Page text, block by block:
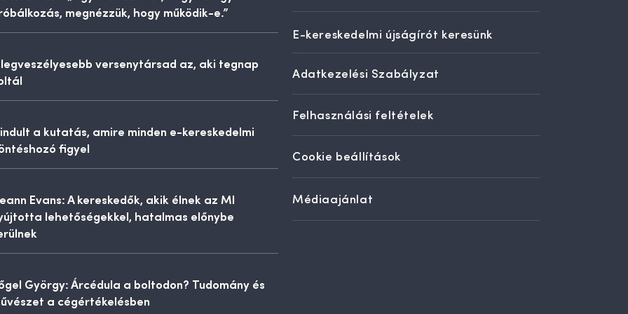
megnézzük, hogy működik-e.”
versenytársad az, aki tegnap
a kutatás, amire minden e-kereskedelmi
figyel
Evans: A kereskedők, akik élnek az MI
lehetőségekkel, hatalmas előnybe
György: Árcédula a boltodon? Tudomány és
a cégértékelésben
E-kereskedelmi újságírót keresünk
Adatkezelési Szabályzat
Felhasználási feltételek
Cookie beállítások
Médiaajánlat